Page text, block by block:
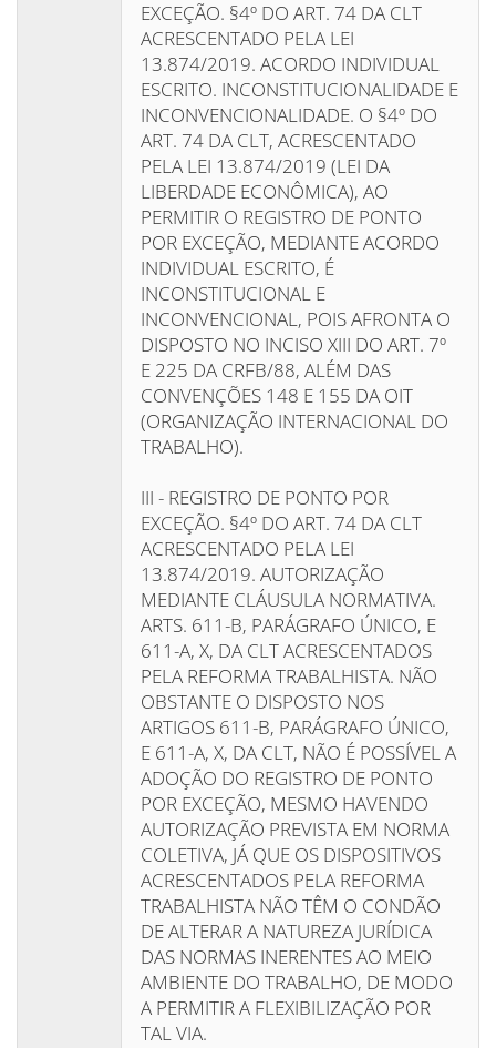
EXCEÇÃO. §4º DO ART. 74 DA CLT
ACRESCENTADO PELA LEI
13.874/2019. ACORDO INDIVIDUAL
ESCRITO. INCONSTITUCIONALIDADE E
INCONVENCIONALIDADE. O §4º DO
ART. 74 DA CLT, ACRESCENTADO
PELA LEI 13.874/2019 (LEI DA
LIBERDADE ECONÔMICA), AO
PERMITIR O REGISTRO DE PONTO
POR EXCEÇÃO, MEDIANTE ACORDO
INDIVIDUAL ESCRITO, É
INCONSTITUCIONAL E
INCONVENCIONAL, POIS AFRONTA O
DISPOSTO NO INCISO XIII DO ART. 7º
E 225 DA CRFB/88, ALÉM DAS
CONVENÇÕES 148 E 155 DA OIT
(ORGANIZAÇÃO INTERNACIONAL DO
TRABALHO).
III - REGISTRO DE PONTO POR
EXCEÇÃO. §4º DO ART. 74 DA CLT
ACRESCENTADO PELA LEI
13.874/2019. AUTORIZAÇÃO
MEDIANTE CLÁUSULA NORMATIVA.
ARTS. 611-B, PARÁGRAFO ÚNICO, E
611-A, X, DA CLT ACRESCENTADOS
PELA REFORMA TRABALHISTA. NÃO
OBSTANTE O DISPOSTO NOS
ARTIGOS 611-B, PARÁGRAFO ÚNICO,
E 611-A, X, DA CLT, NÃO É POSSÍVEL A
ADOÇÃO DO REGISTRO DE PONTO
POR EXCEÇÃO, MESMO HAVENDO
AUTORIZAÇÃO PREVISTA EM NORMA
COLETIVA, JÁ QUE OS DISPOSITIVOS
ACRESCENTADOS PELA REFORMA
TRABALHISTA NÃO TÊM O CONDÃO
DE ALTERAR A NATUREZA JURÍDICA
DAS NORMAS INERENTES AO MEIO
AMBIENTE DO TRABALHO, DE MODO
A PERMITIR A FLEXIBILIZAÇÃO POR
TAL VIA.